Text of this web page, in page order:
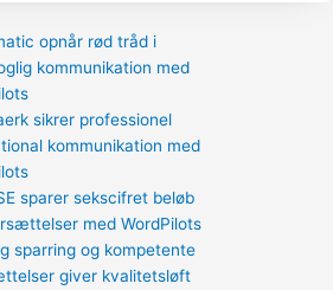
opnår rød tråd i
kommunikation med
sikrer professionel
kommunikation med
sparer sekscifret beløb
med WordPilots
sparring og kompetente
giver kvalitetsløft